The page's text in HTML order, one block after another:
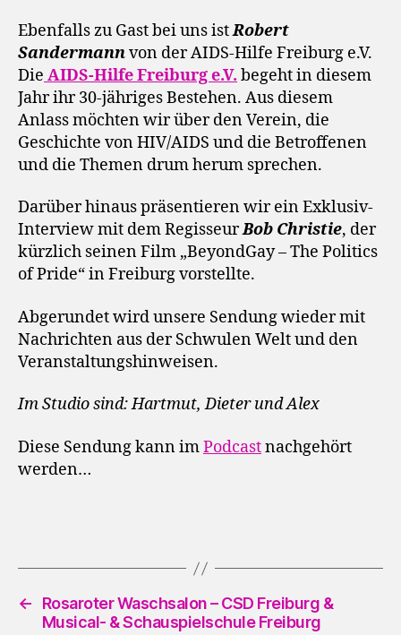
Ebenfalls zu Gast bei uns istRobert
Sandermannvon der AIDS-Hilfe Freiburg e.V.
Die AIDS-Hilfe Freiburg e.V. begeht in diesem
Jahr ihr 30-jähriges Bestehen. Aus diesem
Anlass möchten wir über den Verein, die
Geschichte von HIV/AIDS und die Betroffenen
und die Themen drum herum sprechen.
Darüber hinaus präsentieren wir ein Exklusiv-
Interview mit dem RegisseurBob Christie, der
kürzlich seinen Film „BeyondGay – The Politics
of Pride“ in Freiburg vorstellte.
Abgerundet wird unsere Sendung wieder mit
Nachrichten aus der Schwulen Welt und den
Veranstaltungshinweisen.
Im Studio sind: Hartmut, Dieter und Alex
Diese Sendung kann imPodcastnachgehört
werden…
←
Rosaroter Waschsalon – CSD Freiburg &
Musical- & Schauspielschule Freiburg